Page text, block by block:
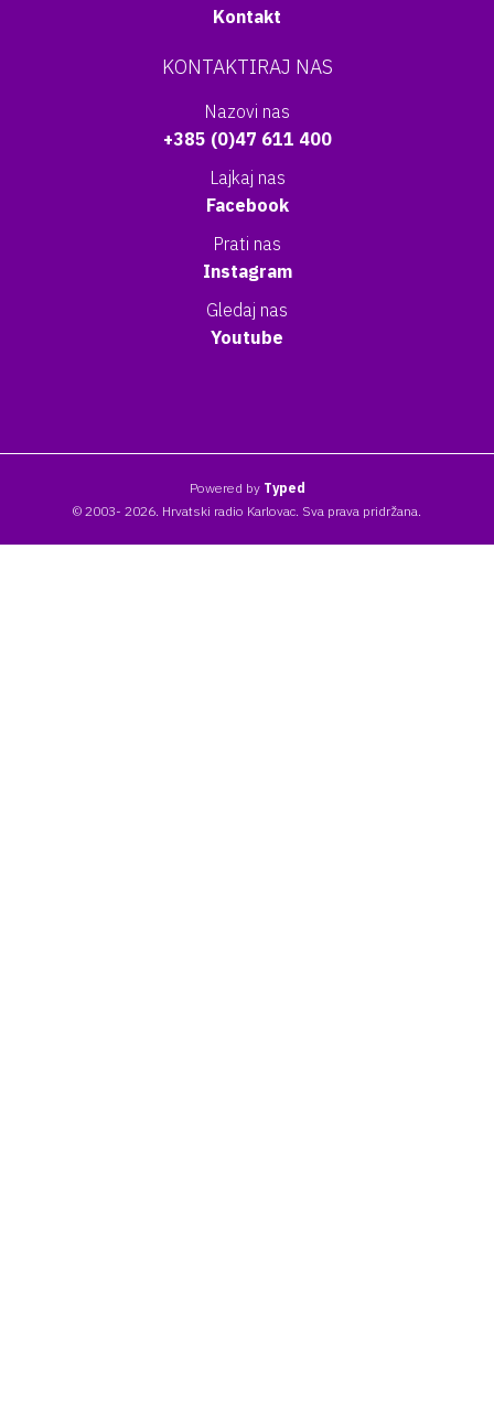
Kontakt
KONTAKTIRAJ NAS
Nazovi nas
+385 (0)47 611 400
Lajkaj nas
Facebook
Prati nas
Instagram
Gledaj nas
Youtube
Powered by Typed
© 2003- 2026. Hrvatski radio Karlovac. Sva prava pridržana.